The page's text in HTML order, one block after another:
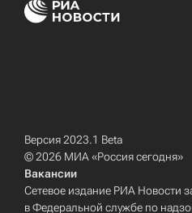
Версия 2023.1 Beta
© 2026 МИА «Россия сегодня»
Вакансии
Сетевое издание РИА Новости
в Федеральной службе по